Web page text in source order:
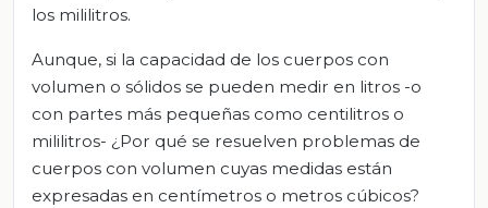
los mililitros.
Aunque, si la capacidad de los cuerpos con
volumen o sólidos se pueden medir en litros -o
con partes más pequeñas como centilitros o
mililitros- ¿Por qué se resuelven problemas de
cuerpos con volumen cuyas medidas están
expresadas en centímetros o metros cúbicos?